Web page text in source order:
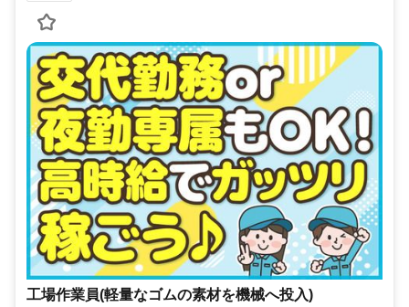
工場作業員(軽量なゴムの素材を機械へ投入)